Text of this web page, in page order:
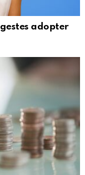
adopter